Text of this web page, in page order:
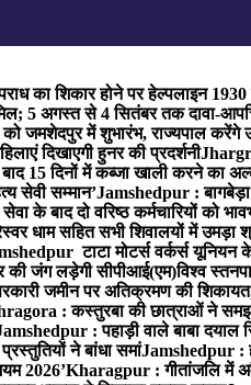
का शिकार होने पर हेल्पलाइन
5 अगस्त से 4 सितंबर तक दावा-
जमशेदपुर में शुभारंभ, राज्यपाल करेंगे
दिखाएगी हुनर की प्रदर्शनी
15 दिनों में कब्जा खाली करने का
सेवी सम्मान’Jamshedpur :
के बाद दो वरिष्ठ कर्मचारियों को
धाम सहित सभी शिवालयों में
टाटा मोटर्स वर्कर्स
की जंग लड़ेगी सीपीआई(एम)विश्व
जमीन पर अतिक्रमण की
: कस्तुरबा की छात्राओं ने
: पहाड़ी वाले बाबा दयाल
ने बांधा समांJamshedpur :
2026’Kharagpur : गीतांजलि में